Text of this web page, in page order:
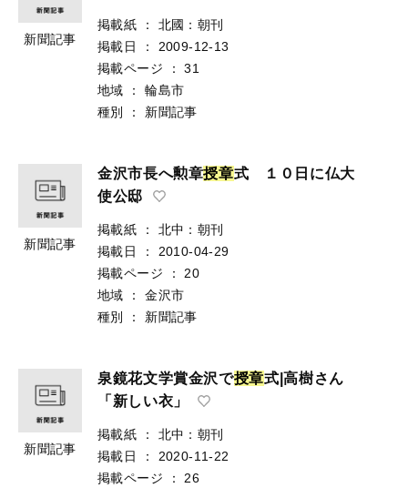
新聞記事
掲載紙 ：
北國：朝刊
掲載日
：
2009-12-13
掲載ページ
：
31
地域
：
輪島市
種別
： 新聞記事
新聞記事
金沢市長へ勲章授章式 １０日に仏大
使公邸
掲載紙 ：
北中：朝刊
掲載日
：
2010-04-29
掲載ページ
：
20
地域
：
金沢市
種別
： 新聞記事
新聞記事
泉鏡花文学賞金沢で授章式|高樹さん
「新しい衣」
掲載紙 ：
北中：朝刊
掲載日
：
2020-11-22
掲載ページ
：
26